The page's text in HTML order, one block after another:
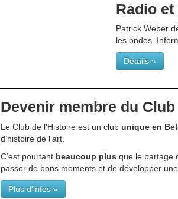
Radio et
Patrick Weber
les ondes.
Détails »
Devenir membre du
Le Club de l'Histoire est un club unique en
d’histoire de l’art.
C’est pourtant beaucoup plus que le partage
passer de bons moments et de développer une
Plus d'infos »